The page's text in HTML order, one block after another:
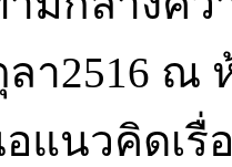
ลา2516
แนวคิดเรื่